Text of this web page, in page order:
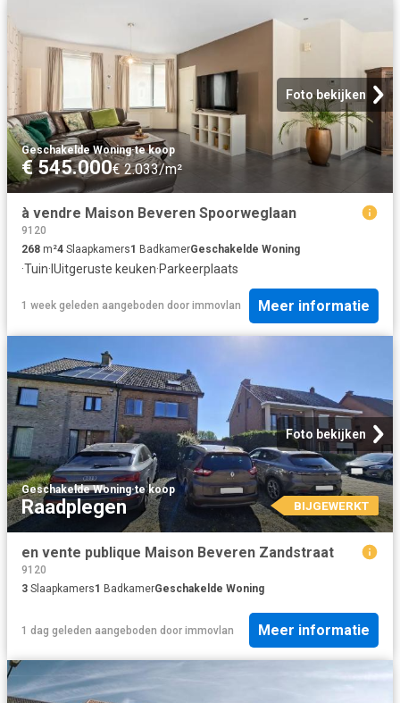
Foto bekijken
Geschakelde Woning·te koop
€ 545.000€ 2.033/m²
à vendre Maison Beveren Spoorweglaan
9120
268 m²4 Slaapkamers1 BadkamerGeschakelde Woning
·Tuin· IUitgeruste keuken·Parkeerplaats
1 week geleden aangeboden door immovlan Meer informatie
Foto bekijken
Geschakelde Woning·te koop
Raadplegen BIJGEWERKT
en vente publique Maison Beveren Zandstraat
9120
3 Slaapkamers1 BadkamerGeschakelde Woning
1 dag geleden aangeboden door immovlan Meer informatie